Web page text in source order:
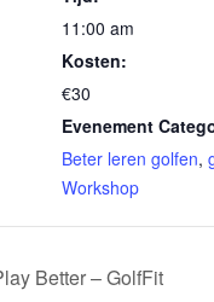
11:00 am
Kosten:
€30
Evenement
Beter leren golfen,
Workshop
Better – GolfFit